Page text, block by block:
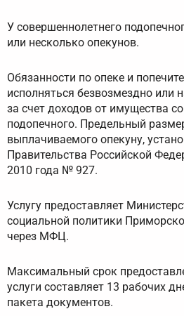
У совершеннолетнего
или несколько опекунов.
Обязанности по опеке и
исполняться безвозмездно или
за счет доходов от имущества
подопечного. Предельный
выплачиваемого опекуну,
Правительства Российской
2010 года № 927.
Услугу предоставляет
социальной политики
через МФЦ.
Максимальный срок
услуги составляет 13 рабочих
пакета документов.